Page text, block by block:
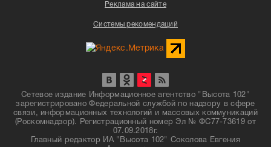
Реклама на сайте
Системы рекомендаций
Сетевое издание Информационное агентство "Высота 102"
зарегистрировано Федеральной службой по надзору в сфере
связи, информационных технологий и массовых коммуникаций
(Роскомнадзор). Регистрационный номер Эл № ФС77-73619 от
07.09.2018г.
Главный редактор ИА "Высота 102" Соколова Евгения